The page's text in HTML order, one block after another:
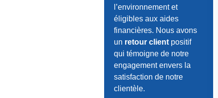
l’environnement et
éligibles aux aides
financières. Nous avons
un retour clientpositif
qui témoigne de notre
engagement envers la
satisfaction de notre
clientèle.